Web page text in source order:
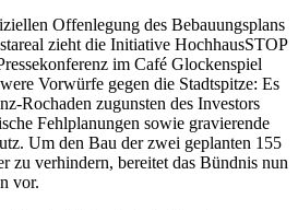
Offenlegung des Bebauungsplans
zieht die Initiative HochhausSTOP
im Café Glockenspiel
Vorwürfe gegen die Stadtspitze: Es
Rochaden zugunsten des Investors
Fehlplanungen sowie gravierende
Um den Bau der zwei geplanten 155
zu verhindern, bereitet das Bündnis nun
vor.